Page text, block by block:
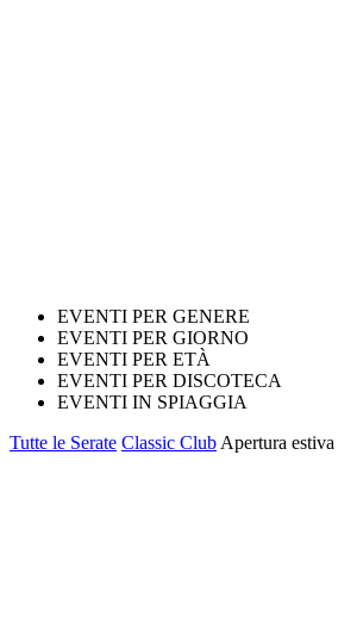
EVENTI PER GENERE
EVENTI PER GIORNO
EVENTI PER ETÀ
EVENTI PER DISCOTECA
EVENTI IN SPIAGGIA
Tutte le Serate Classic Club Apertura